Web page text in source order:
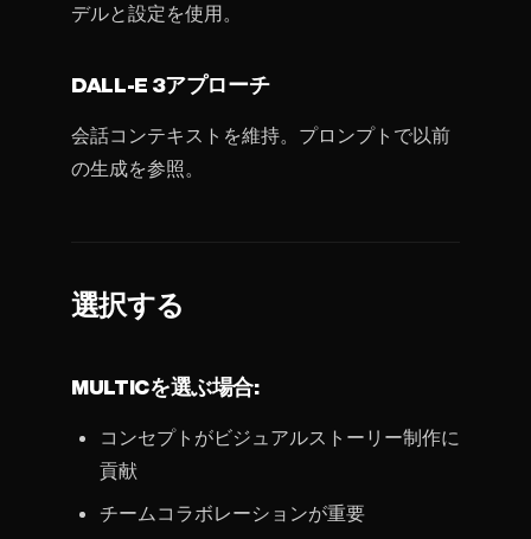
デルと設定を使用。
DALL-E 3アプローチ
会話コンテキストを維持。プロンプトで以前
の生成を参照。
選択する
MULTICを選ぶ場合:
コンセプトがビジュアルストーリー制作に
貢献
チームコラボレーションが重要